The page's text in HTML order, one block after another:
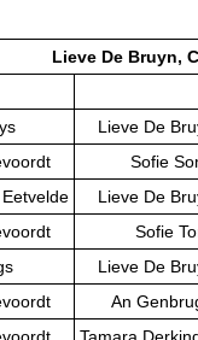
Lieve De Bruyn,
Lieve De
Sofie
Lieve De
Sofie
Lieve De
An